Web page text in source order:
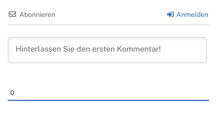
Abonnieren Anmelden
0